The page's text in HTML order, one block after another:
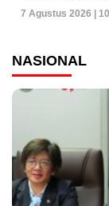
7 Agustus 2026 |
NASIONAL